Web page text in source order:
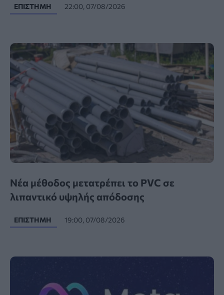
ΕΠΙΣΤΉΜΗ 22:00, 07/08/2026
Νέα μέθοδος μετατρέπει το PVC σε
λιπαντικό υψηλής απόδοσης
ΕΠΙΣΤΉΜΗ 19:00, 07/08/2026